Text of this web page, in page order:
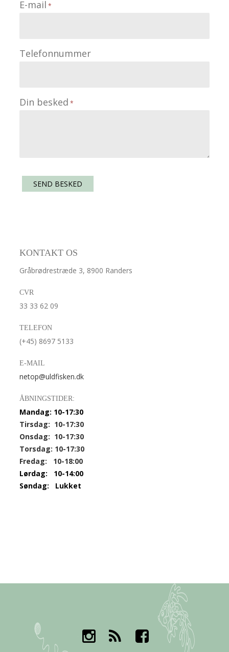
E-mail
Telefonnummer
Din besked
SEND BESKED
KONTAKT OS
Gråbrødrestræde 3, 8900 Randers
CVR
33 33 62 09
TELEFON
(+45) 8697 5133
E-MAIL
netop@uldfisken.dk
ÅBNINGSTIDER:
Mandag: 10-17:30
Tirsdag: 10-17:30
Onsdag: 10-17:30
Torsdag: 10-17:30
Fredag: 10-18:00
Lørdag: 10-14:00
Søndag:
Lukket